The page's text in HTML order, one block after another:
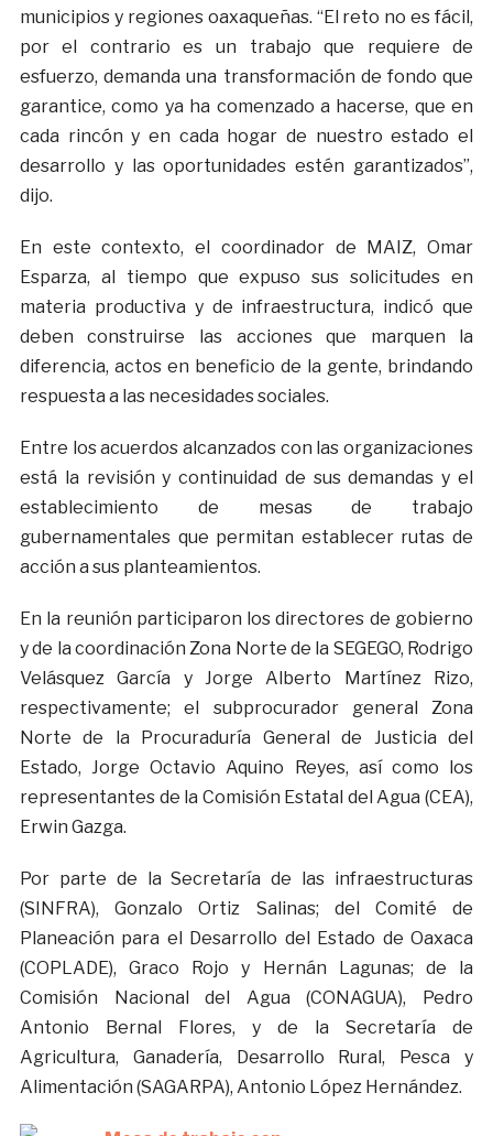
municipios y regiones oaxaqueñas. “El reto no es fácil,
por el contrario es un trabajo que requiere de
esfuerzo, demanda una transformación de fondo que
garantice, como ya ha comenzado a hacerse, que en
cada rincón y en cada hogar de nuestro estado el
desarrollo y las oportunidades estén garantizados”,
dijo.
En este contexto, el coordinador de MAIZ, Omar
Esparza, al tiempo que expuso sus solicitudes en
materia productiva y de infraestructura, indicó que
deben construirse las acciones que marquen la
diferencia, actos en beneficio de la gente, brindando
respuesta a las necesidades sociales.
Entre los acuerdos alcanzados con las organizaciones
está la revisión y continuidad de sus demandas y el
establecimiento de mesas de trabajo
gubernamentales que permitan establecer rutas de
acción a sus planteamientos.
En la reunión participaron los directores de gobierno
y de la coordinación Zona Norte de la SEGEGO, Rodrigo
Velásquez García y Jorge Alberto Martínez Rizo,
respectivamente; el subprocurador general Zona
Norte de la Procuraduría General de Justicia del
Estado, Jorge Octavio Aquino Reyes, así como los
representantes de la Comisión Estatal del Agua (CEA),
Erwin Gazga.
Por parte de la Secretaría de las infraestructuras
(SINFRA), Gonzalo Ortiz Salinas; del Comité de
Planeación para el Desarrollo del Estado de Oaxaca
(COPLADE), Graco Rojo y Hernán Lagunas; de la
Comisión Nacional del Agua (CONAGUA), Pedro
Antonio Bernal Flores, y de la Secretaría de
Agricultura, Ganadería, Desarrollo Rural, Pesca y
Alimentación (SAGARPA), Antonio López Hernández.